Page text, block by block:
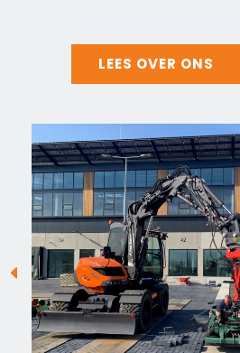
LEES OVER ONS